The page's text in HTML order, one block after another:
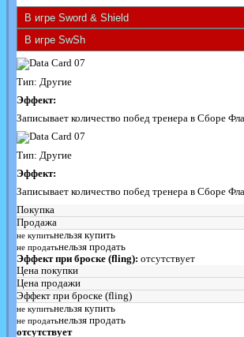
Тип: Другие
Эффект:
Записывает количество побед тренера в Сборе
Тип: Другие
Эффект:
Записывает количество побед тренера в Сборе
Покупка
Продажа
не купитьнельзя купить
не продатьнельзя продать
Эффект при броске (fling): отсутствует
Цена покупки
Цена продажи
Эффект при броске (fling)
не купитьнельзя купить
не продатьнельзя продать
отсутствует